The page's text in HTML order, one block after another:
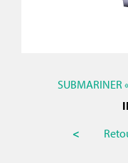
SUBMARINER
<